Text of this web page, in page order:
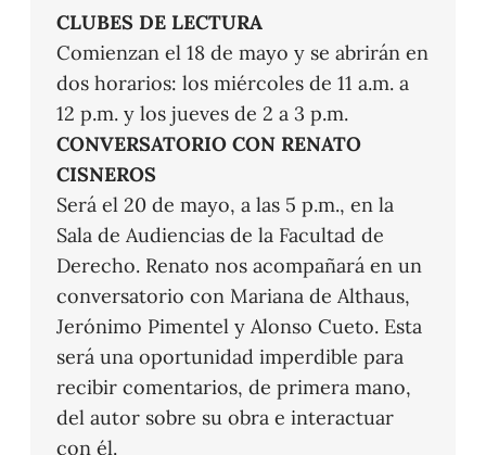
CLUBES DE LECTURA
Comienzan el 18 de mayo y se abrirán en
dos horarios: los miércoles de 11 a.m. a
12 p.m. y los jueves de 2 a 3 p.m.
CONVERSATORIO CON RENATO
CISNEROS
Será el 20 de mayo, a las 5 p.m., en la
Sala de Audiencias de la Facultad de
Derecho. Renato nos acompañará en un
conversatorio con Mariana de Althaus,
Jerónimo Pimentel y Alonso Cueto. Esta
será una oportunidad imperdible para
recibir comentarios, de primera mano,
del autor sobre su obra e interactuar
con él.